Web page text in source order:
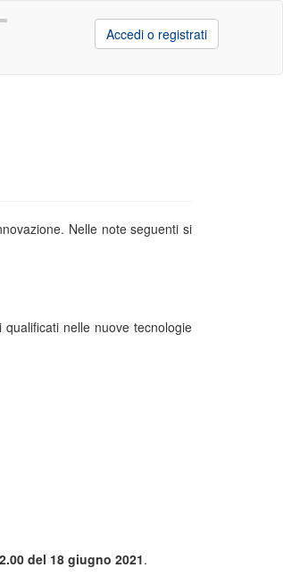
Accedi o registrati
Nelle note seguenti si
nelle nuove tecnologie
del 18 giugno 2021.